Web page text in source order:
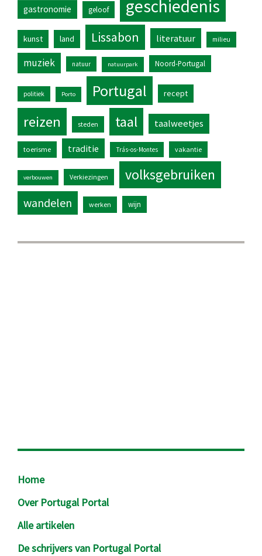
gastronomie geloof geschiedenis
kunst land Lissabon literatuur milieu
muziek natuur natuurpark Noord-Portugal
politiek Porto Portugal recept
reizen steden taal taalweetjes
toerisme traditie Trás-os-Montes vakantie
verbouwen Verkiezingen volksgebruiken
wandelen werken wijn
Footer
Home
Over Portugal Portal
Alle artikelen
De schrijvers van Portugal Portal